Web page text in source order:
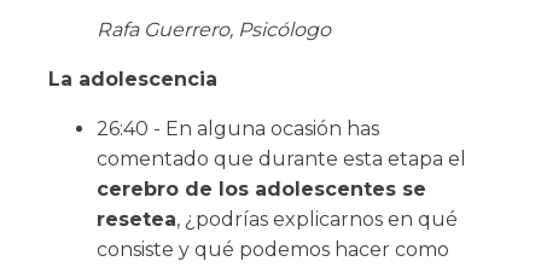
Rafa Guerrero, Psicólogo
La adolescencia
26:40 - En alguna ocasión has
comentado que durante esta etapa el
cerebro de los adolescentes se
resetea, ¿podrías explicarnos en qué
consiste y qué podemos hacer como